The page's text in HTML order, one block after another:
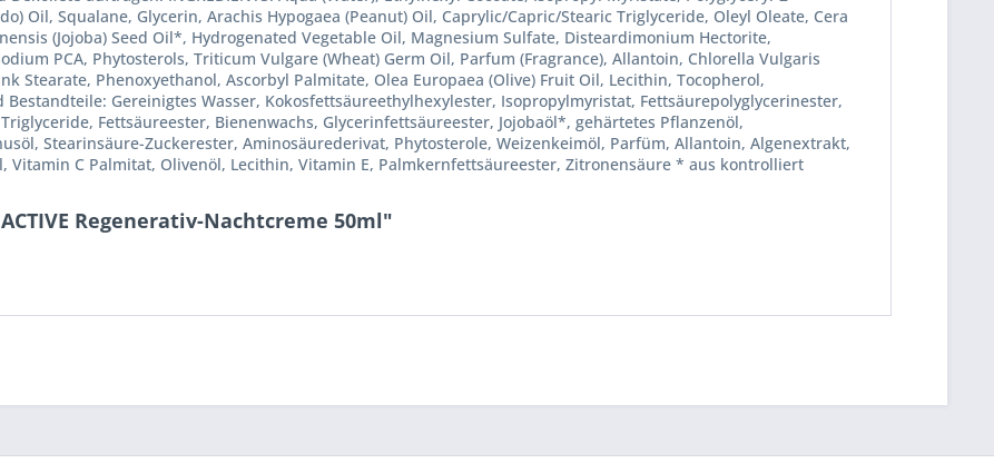
Oil, Squalane, Glycerin, Arachis Hypogaea (Peanut) Oil, Caprylic/Capric/Stearic Triglyceride, Oleyl Oleate, Cera
(Jojoba) Seed Oil*, Hydrogenated Vegetable Oil, Magnesium Sulfate, Disteardimonium Hectorite,
PCA, Phytosterols, Triticum Vulgare (Wheat) Germ Oil, Parfum (Fragrance), Allantoin, Chlorella Vulgaris
Stearate, Phenoxyethanol, Ascorbyl Palmitate, Olea Europaea (Olive) Fruit Oil, Lecithin, Tocopherol,
Gereinigtes Wasser, Kokosfettsäureethylhexylester, Isopropylmyristat, Fettsäurepolyglycerinester,
Fettsäureester, Bienenwachs, Glycerinfettsäureester, Jojobaöl*, gehärtetes Pflanzenöl,
Stearinsäure-Zuckerester, Aminosäurederivat, Phytosterole, Weizenkeimöl, Parfüm, Allantoin, Algenextrakt,
Vitamin C Palmitat, Olivenöl, Lecithin, Vitamin E, Palmkernfettsäureester, Zitronensäure * aus kontrolliert
Regenerativ-Nachtcreme 50ml"